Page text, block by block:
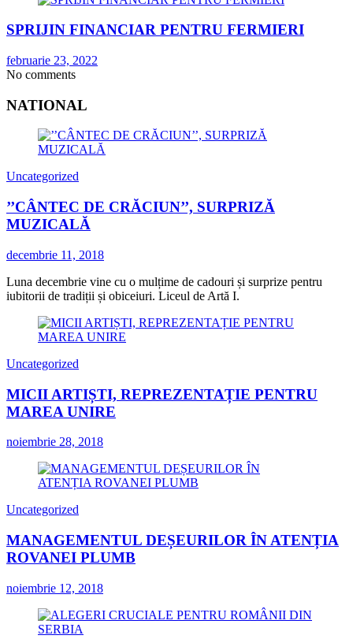
SPRIJIN FINANCIAR PENTRU FERMIERI
februarie 23, 2022
No comments
NATIONAL
Uncategorized
’’CÂNTEC DE CRĂCIUN’’, SURPRIZĂ
MUZICALĂ
decembrie 11, 2018
Luna decembrie vine cu o mulțime de cadouri și surprize pentru
iubitorii de tradiții și obiceiuri. Liceul de Artă I.
Uncategorized
MICII ARTIȘTI, REPREZENTAȚIE PENTRU
MAREA UNIRE
noiembrie 28, 2018
Uncategorized
MANAGEMENTUL DEȘEURILOR ÎN ATENȚIA
ROVANEI PLUMB
noiembrie 12, 2018